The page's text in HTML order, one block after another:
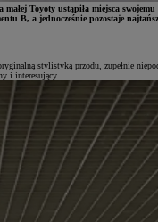
Toyoty ustąpiła miejsca swojemu
B, a jednocześnie pozostaje
stylistyką przodu, zupełnie
i interesujący.